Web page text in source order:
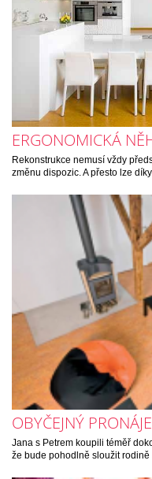
ERGONOMICKÁ
Rekonstrukce nemusí vždy
změnu dispozic. A přesto lze
OBYČEJNÝ
Jana s Petrem koupili téměř
že bude pohodlně sloužit